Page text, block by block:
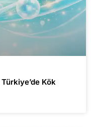
Kök